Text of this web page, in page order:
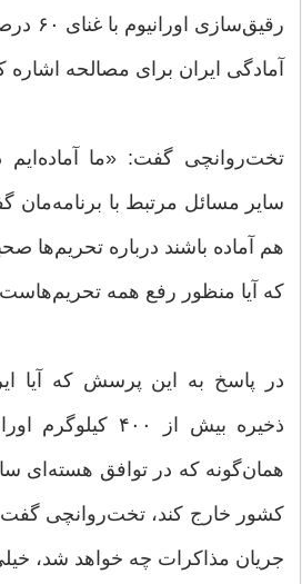
آمادگی ایران برای مصالحه اشاره
تخت‌روانچی گفت: «ما آماده‌ایم
سایر مسائل مرتبط با برنامه‌مان
هم آماده باشند درباره تحریم‌ها
که آیا منظور رفع همه
در پاسخ به این پرسش که آیا
ذخیره بیش از ۴۰۰
کشور خارج کند، تخت‌روانچی گفت:
جریان مذاکرات چه خواهد شد،